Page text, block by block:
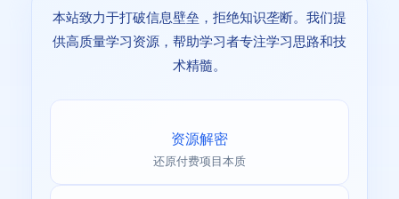
本站致力于打破信息壁垒，拒绝知识垄断。我们提
供高质量学习资源，帮助学习者专注学习思路和技
术精髓。
资源解密
还原付费项目本质